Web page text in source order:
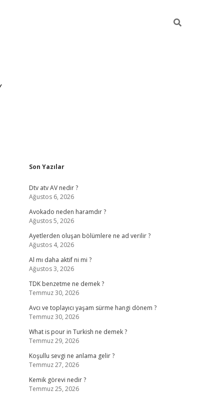
Sidebar
Son Yazılar
Dtv atv AV nedir ?
Ağustos 6, 2026
Avokado neden haramdır ?
Ağustos 5, 2026
Ayetlerden oluşan bölümlere ne ad verilir ?
Ağustos 4, 2026
Al mı daha aktif ni mi ?
Ağustos 3, 2026
TDK benzetme ne demek ?
Temmuz 30, 2026
Avcı ve toplayıcı yaşam sürme hangi dönem ?
Temmuz 30, 2026
What is pour in Turkish ne demek ?
Temmuz 29, 2026
Koşullu sevgi ne anlama gelir ?
Temmuz 27, 2026
Kemik görevi nedir ?
Temmuz 25, 2026